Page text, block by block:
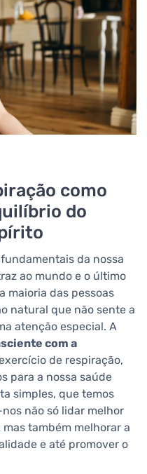
como
do
da nossa
ao mundo e o último
maioria das pessoas
natural que não sente a
atenção especial. A
com a
de respiração,
para a nossa saúde
simples, que temos
não só lidar melhor
mas também melhorar a
e até promover o